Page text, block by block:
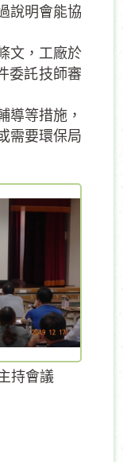
說明會能協
文，工廠於
委託技師審
等措施，
需要環保局
持會議